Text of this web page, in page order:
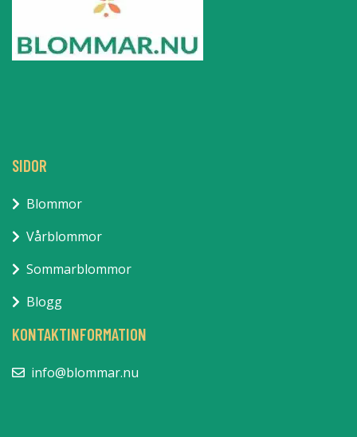
SIDOR
Blommor
Vårblommor
Sommarblommor
Blogg
KONTAKTINFORMATION
info@blommar.nu